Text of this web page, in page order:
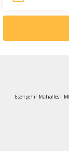
Esenşehir Mahallesi